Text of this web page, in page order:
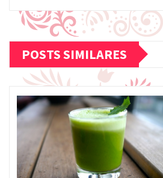
POSTS SIMILARES